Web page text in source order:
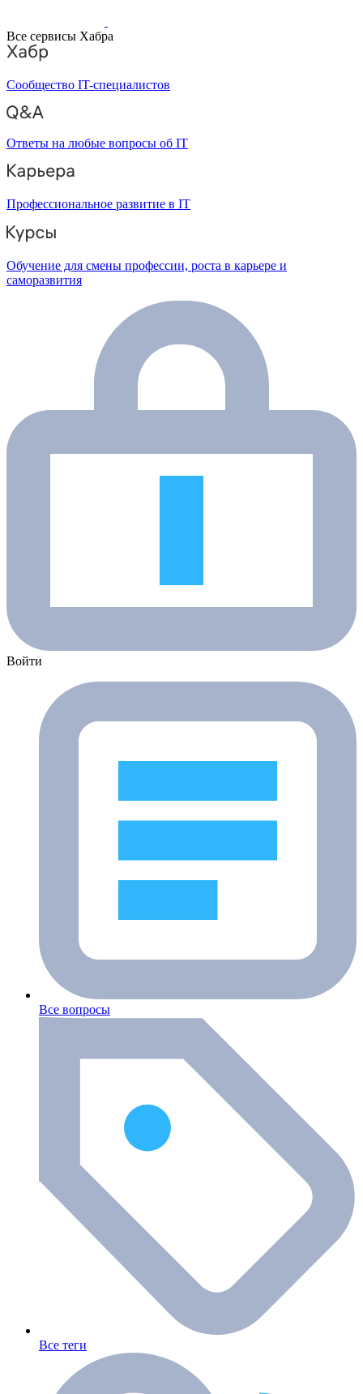
Все сервисы Хабра
Сообщество IT-специалистов
Ответы на любые вопросы об IT
Профессиональное развитие в IT
Обучение для смены профессии, роста в карьере и
саморазвития
Войти
Все вопросы
Все теги